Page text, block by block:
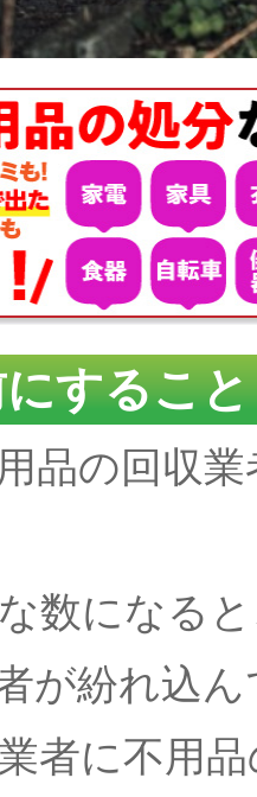
すること
品の回収
数になる
が紛れ込
者に不用